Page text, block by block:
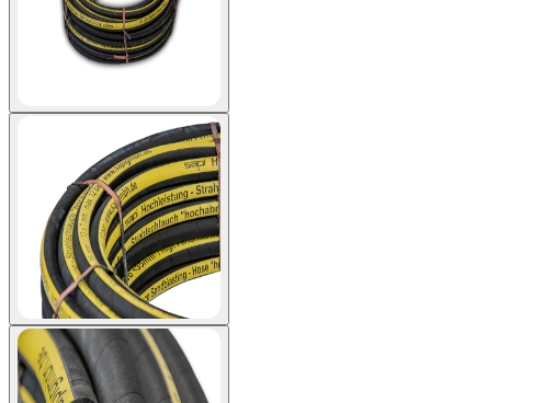
View larger image